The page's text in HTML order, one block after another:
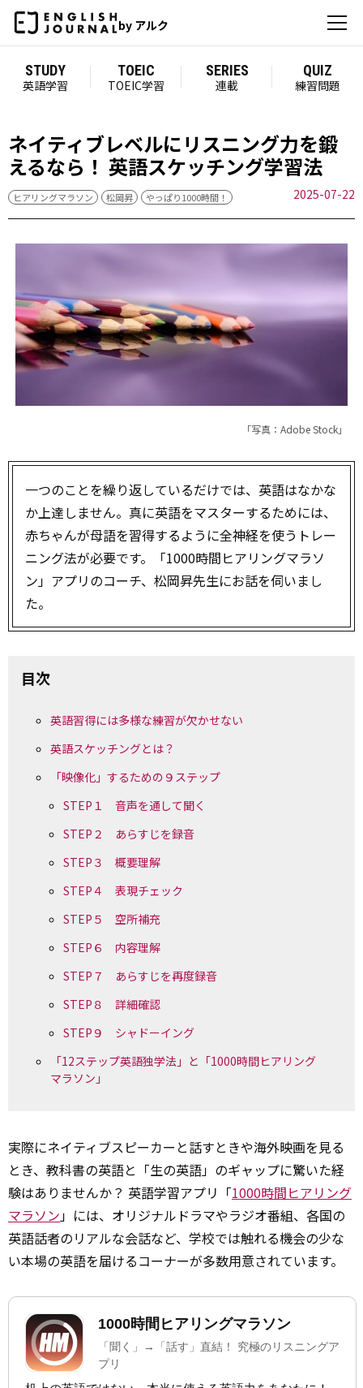
by アルク
STUDY
英語学習
TOEIC
TOEIC学習
SERIES
連載
QUIZ
練習問題
ネイティブレベルにリスニング力を鍛
えるなら！ 英語スケッチング学習法
ヒアリングマラソン 松岡昇 やっぱり1000時間！ 2025-07-22
「写真：Adobe Stock」
一つのことを繰り返しているだけでは、英語はなかな
か上達しません。真に英語をマスターするためには、
赤ちゃんが母語を習得するように全神経を使うトレー
ニング法が必要です。「1000時間ヒアリングマラソ
ン」アプリのコーチ、松岡昇先生にお話を伺いまし
た。
目次
英語習得には多様な練習が欠かせない
英語スケッチングとは？
「映像化」するための９ステップ
STEP１ 音声を通して聞く
STEP２ あらすじを録音
STEP３ 概要理解
STEP４ 表現チェック
STEP５ 空所補充
STEP６ 内容理解
STEP７ あらすじを再度録音
STEP８ 詳細確認
STEP９ シャドーイング
「12ステップ英語独学法」と「1000時間ヒアリング
マラソン」
実際にネイティブスピーカーと話すときや海外映画を見る
とき、教科書の英語と「生の英語」のギャップに驚いた経
験はありませんか？ 英語学習アプリ「1000時間ヒアリング
マラソン」には、オリジナルドラマやラジオ番組、各国の
英語話者のリアルな会話など、学校では触れる機会の少な
い本場の英語を届けるコーナーが多数用意されています。